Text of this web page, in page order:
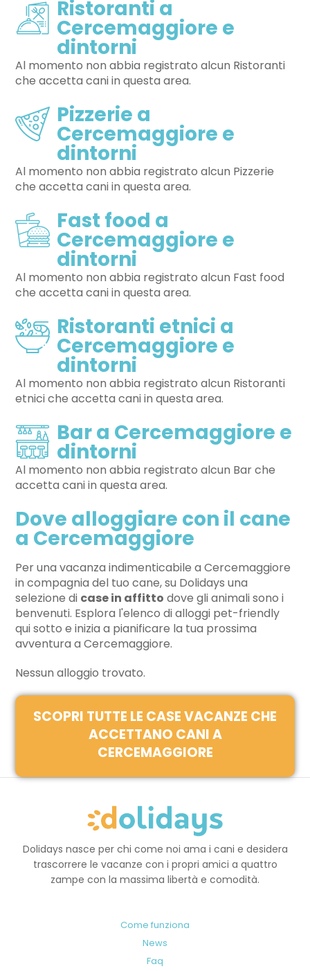
Ristoranti a
Cercemaggiore e
dintorni
Al momento non abbia registrato alcun Ristoranti
che accetta cani in questa area.
Pizzerie a
Cercemaggiore e
dintorni
Al momento non abbia registrato alcun Pizzerie
che accetta cani in questa area.
Fast food a
Cercemaggiore e
dintorni
Al momento non abbia registrato alcun Fast food
che accetta cani in questa area.
Ristoranti etnici a
Cercemaggiore e
dintorni
Al momento non abbia registrato alcun Ristoranti
etnici che accetta cani in questa area.
Bar a Cercemaggiore e
dintorni
Al momento non abbia registrato alcun Bar che
accetta cani in questa area.
Dove alloggiare con il cane
a Cercemaggiore
Per una vacanza indimenticabile a Cercemaggiore
in compagnia del tuo cane, su Dolidays una
selezione di case in affitto dove gli animali sono i
benvenuti. Esplora l'elenco di alloggi pet-friendly
qui sotto e inizia a pianificare la tua prossima
avventura a Cercemaggiore.
Nessun alloggio trovato.
SCOPRI TUTTE LE CASE VACANZE CHE
ACCETTANO CANI A
CERCEMAGGIORE
Dolidays nasce per chi come noi ama i cani e desidera
trascorrere le vacanze con i propri amici a quattro
zampe con la massima libertà e comodità.
Come funziona
News
Faq